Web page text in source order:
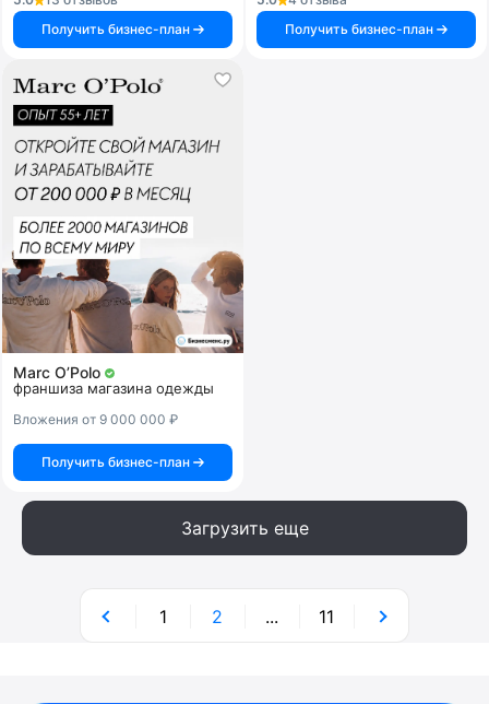
Получить бизнес-план
Получить бизнес-план
Marc O’Polo
франшиза магазина одежды
Вложения от 9 000 000 ₽
Получить бизнес-план
Загрузить еще
1 2 ... 11